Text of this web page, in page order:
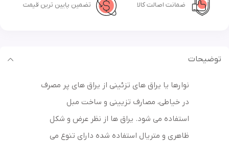
ضمانت اصالت کالا تضمین پایین ترین قیمت
توضیحات
نوارها یا یراق های تزئینی از یراق های پر مصرف
در خیاطی، مصارف تزیینی و ساخت مبل
استفاده می شود. یراق ها از نظر عرض و شکل
ظاهری و متریال استفاده شده دارای تنوع می